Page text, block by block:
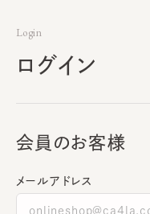
Login
ログイン
会員のお客様
メールアドレス